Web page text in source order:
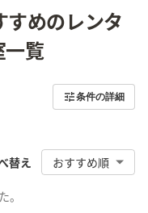
めのレンタ
一覧
条件の詳細
替え おすすめ順
。